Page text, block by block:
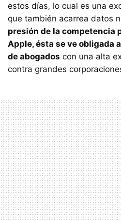
estos días, lo cual es una
que también acarrea datos
presión de la competencia
Apple, ésta se ve obligada
de abogados con una alta
contra grandes